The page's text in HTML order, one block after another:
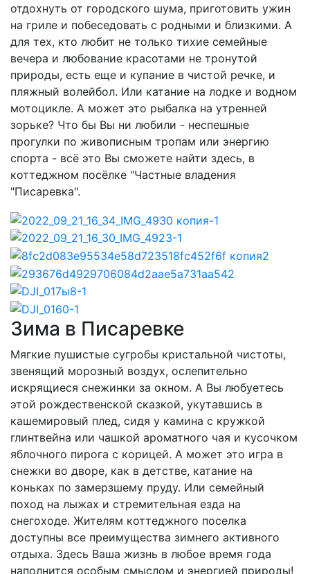
отдохнуть от городского шума, приготовить ужин
на гриле и побеседовать с родными и близкими. А
для тех, кто любит не только тихие семейные
вечера и любование красотами не тронутой
природы, есть еще и купание в чистой речке, и
пляжный волейбол. Или катание на лодке и водном
мотоцикле. А может это рыбалка на утренней
зорьке? Что бы Вы ни любили - неспешные
прогулки по живописным тропам или энергию
спорта - всё это Вы сможете найти здесь, в
коттеджном посёлке "Частные владения
"Писаревка".
Зима в Писаревке
Мягкие пушистые сугробы кристальной чистоты,
звенящий морозный воздух, ослепительно
искрящиеся снежинки за окном. А Вы любуетесь
этой рождественской сказкой, укутавшись в
кашемировый плед, сидя у камина с кружкой
глинтвейна или чашкой ароматного чая и кусочком
яблочного пирога с корицей. А может это игра в
снежки во дворе, как в детстве, катание на
коньках по замерзшему пруду. Или семейный
поход на лыжах и стремительная езда на
снегоходе. Жителям коттеджного поселка
доступны все преимущества зимнего активного
отдыха. Здесь Ваша жизнь в любое время года
наполнится особым смыслом и энергией природы!